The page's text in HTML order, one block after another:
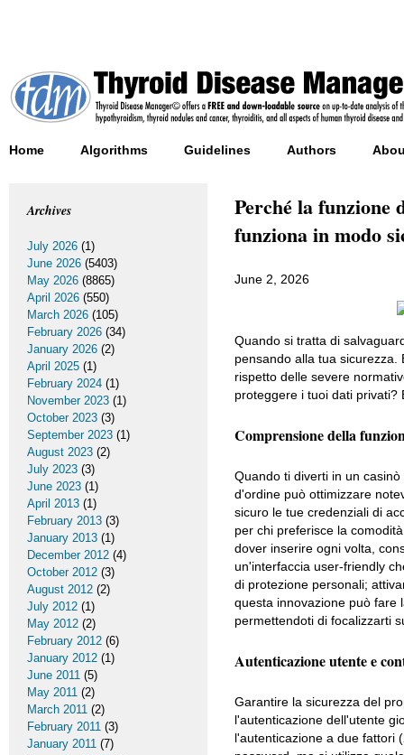
Home Algorithms Guidelines Authors
Perché la funzione
funziona in modo
June 2, 2026
Quando si tratta di
pensando alla tua
rispetto delle severe
proteggere i tuoi dati privati?
Comprensione della
Quando ti diverti in un
d'ordine può ottimizzare
sicuro le tue credenziali di
per chi preferisce la
dover inserire ogni volta,
un'interfaccia user-friendly
di protezione personali;
questa innovazione può fare
permettendoti di focalizzarti
Autenticazione utente e
Garantire la sicurezza del
l'autenticazione dell'utente
l'autenticazione a due fattori
Archives
July 2026 (1)
June 2026 (5403)
May 2026 (8865)
April 2026 (550)
March 2026 (105)
February 2026 (34)
January 2026 (2)
April 2025 (1)
February 2024 (1)
November 2023 (1)
October 2023 (3)
September 2023 (1)
August 2023 (2)
July 2023 (3)
June 2023 (1)
April 2013 (1)
February 2013 (3)
January 2013 (1)
December 2012 (4)
October 2012 (3)
August 2012 (2)
July 2012 (1)
May 2012 (2)
February 2012 (6)
January 2012 (1)
June 2011 (5)
May 2011 (2)
March 2011 (2)
February 2011 (3)
January 2011 (7)